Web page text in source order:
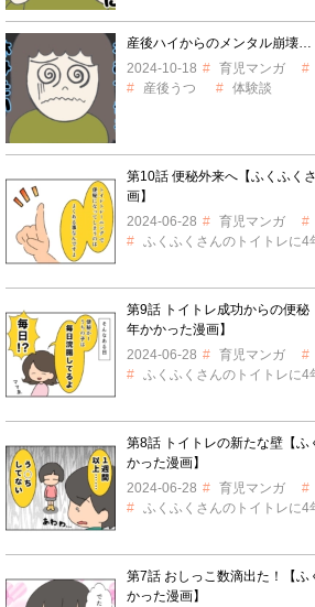
産後ハイからのメンタル崩壊…
2024-10-18
育児マンガ
産後うつ
体験談
第10話 便秘外来へ【ふくふく
画】
2024-06-28
育児マンガ
ふくふくさんのトイトレに4
第9話 トイトレ成功からの便
年かかった漫画】
2024-06-28
育児マンガ
ふくふくさんのトイトレに4
第8話 トイトレの新たな壁【
かった漫画】
2024-06-28
育児マンガ
ふくふくさんのトイトレに4
第7話 おしっこ数滴出た！【
かった漫画】